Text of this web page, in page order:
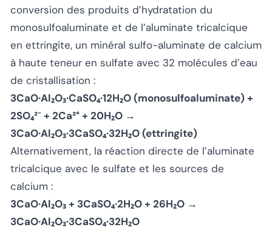
conversion des produits d’hydratation du
monosulfoaluminate et de l’aluminate tricalcique
en ettringite, un minéral sulfo-aluminate de calcium
à haute teneur en sulfate avec 32 molécules d’eau
de cristallisation :
3CaO·Al₂O₃·CaSO₄·12H₂O (monosulfoaluminate) +
2SO₄²⁻ + 2Ca²⁺ + 20H₂O →
3CaO·Al₂O₃·3CaSO₄·32H₂O (ettringite)
Alternativement, la réaction directe de l’aluminate
tricalcique avec le sulfate et les sources de
calcium :
3CaO·Al₂O₃ + 3CaSO₄·2H₂O + 26H₂O →
3CaO·Al₂O₃·3CaSO₄·32H₂O